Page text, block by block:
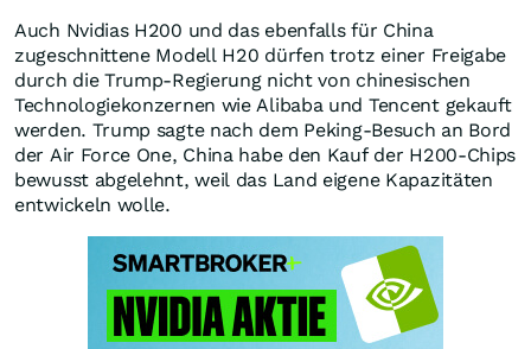
Auch Nvidias H200 und das ebenfalls für China
zugeschnittene Modell H20 dürfen trotz einer Freigabe
durch die Trump-Regierung nicht von chinesischen
Technologiekonzernen wie Alibaba und Tencent gekauft
werden. Trump sagte nach dem Peking-Besuch an Bord
der Air Force One, China habe den Kauf der H200-Chips
bewusst abgelehnt, weil das Land eigene Kapazitäten
entwickeln wolle.